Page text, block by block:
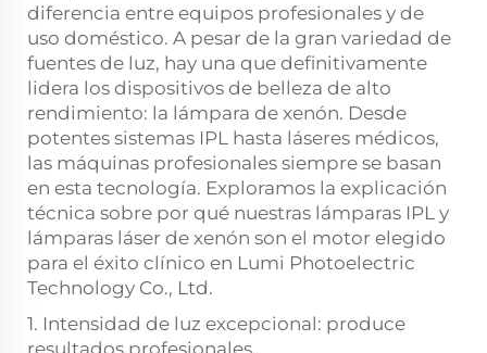
diferencia entre equipos profesionales y de
uso doméstico. A pesar de la gran variedad de
fuentes de luz, hay una que definitivamente
lidera los dispositivos de belleza de alto
rendimiento: la lámpara de xenón. Desde
potentes sistemas IPL hasta láseres médicos,
las máquinas profesionales siempre se basan
en esta tecnología. Exploramos la explicación
técnica sobre por qué nuestras lámparas IPL y
lámparas láser de xenón son el motor elegido
para el éxito clínico en Lumi Photoelectric
Technology Co., Ltd.
1. Intensidad de luz excepcional: produce
resultados profesionales.